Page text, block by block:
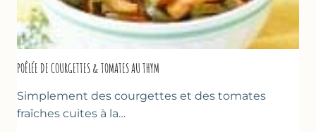
POÊLÉE DE COURGETTES & TOMATES AU THYM
Simplement des courgettes et des tomates
fraîches cuites à la…